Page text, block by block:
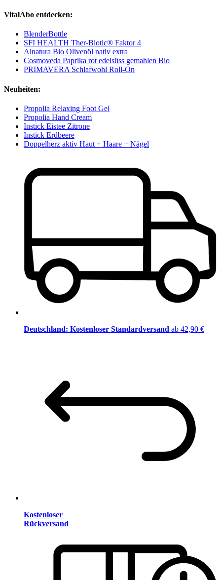
VitalAbo entdecken:
BlenderBottle
SFI HEALTH Ther-Biotic® Faktor 4
Alnatura Bio Olivenöl nativ extra
Cosmoveda Paprika rot edelsüss gemahlen Bio
PRIMAVERA Schlafwohl Roll-On
Neuheiten:
Propolia Relaxing Foot Gel
Propolia Hand Cream
Instick Eistee Zitrone
Instick Erdbeere
Doppelherz aktiv Haut + Haare + Nägel
Deutschland: Kostenloser Standardversand ab 42,90 €
Kostenloser
Rückversand